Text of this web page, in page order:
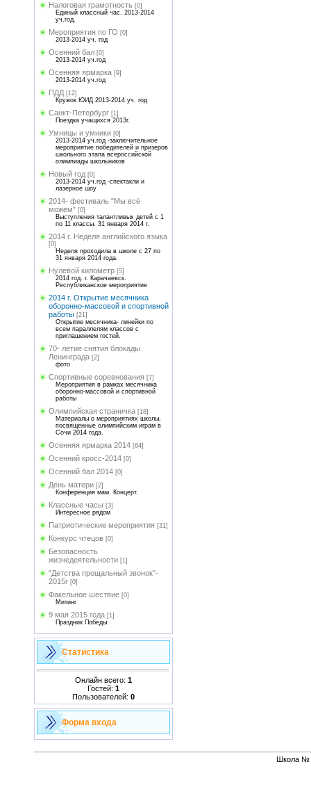
Налоговая грамотность [0]
Единый классный час. 2013-2014
уч.год.
Мероприятия по ГО [0]
2013-2014 уч. год
Осенний бал [0]
2013-2014 уч.год
Осенняя ярмарка [9]
2013-2014 уч.год
ПДД [12]
Кружок ЮИД 2013-2014 уч. год
Санкт-Петербург [1]
Поездка учащихся 2013г.
Умницы и умники [0]
2013-2014 уч.год -заключительное
мероприятие победителей и призеров
школьного этапа всероссийской
олимпиады школьников
Новый год [0]
2013-2014 уч.год -спектакли и
лазерное шоу
2014- фестиваль "Мы всё
можем" [0]
Выступления талантливых детей с 1
по 11 классы. 31 января 2014 г.
2014 г. Неделя английского языка
[0]
Неделя проходила в школе с 27 по
31 января 2014 года.
Нулевой километр [5]
2014 год. г. Карачаевск.
Республиканское мероприятие
2014 г. Открытие месячника
оборонно-массовой и спортивной
работы [21]
Открытие месячника- линейки по
всем параллелям классов с
приглашением гостей.
70- летие снятия блокады
Ленинграда [2]
фото
Спортивные соревнования [7]
Мероприятия в рамках месячника
оборонно-массовой и спортивной
работы
Олимпийская страничка [18]
Материалы о мероприятиях школы,
посвященные олимпийским играм в
Сочи 2014 года.
Осенняя ярмарка 2014 [64]
Осенний кросс-2014 [0]
Осенний бал 2014 [0]
День матери [2]
Конференция мам. Концерт.
Классные часы [3]
Интересное рядом
Патриотические мероприятия [31]
Конкурс чтецов [0]
Безопасность
жизнедеятельности [1]
"Детства прощальный звонок"-
2015г [0]
Факельное шествие [0]
Митинг
9 мая 2015 года [1]
Праздник Победы
Статистика
Онлайн всего: 1
Гостей: 1
Пользователей: 0
Форма входа
Школа №